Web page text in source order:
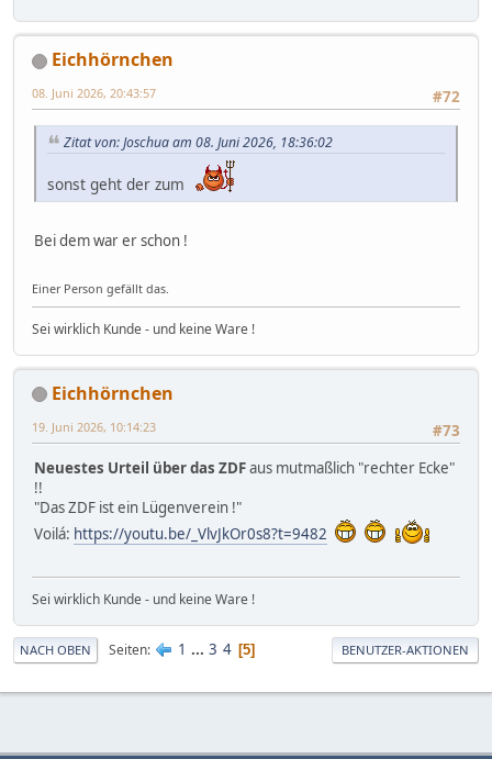
Eichhörnchen
#72
08. Juni 2026, 20:43:57
Zitat von: Joschua am 08. Juni 2026, 18:36:02
sonst geht der zum
Bei dem war er schon !
Einer Person gefällt das.
Sei wirklich Kunde - und keine Ware !
Eichhörnchen
#73
19. Juni 2026, 10:14:23
Neuestes Urteil über das ZDFaus mutmaßlich "rechter Ecke"
!!
"Das ZDF ist ein Lügenverein !"
Voilá: https://youtu.be/_VlvJkOr0s8?t=9482
Sei wirklich Kunde - und keine Ware !
NACH OBEN Seiten 1 ... 3 4 5 BENUTZER-AKTIONEN